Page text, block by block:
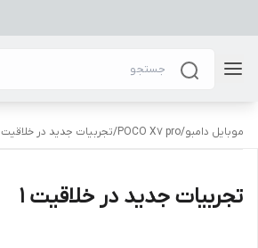
موبایل دامبو/
POCO X7 pro
/تجربیات جدید در خلاقیت 1
تجربیات جدید در خلاقیت 1